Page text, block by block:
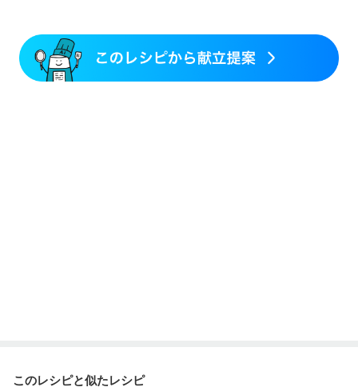
このレシピと似たレシピ